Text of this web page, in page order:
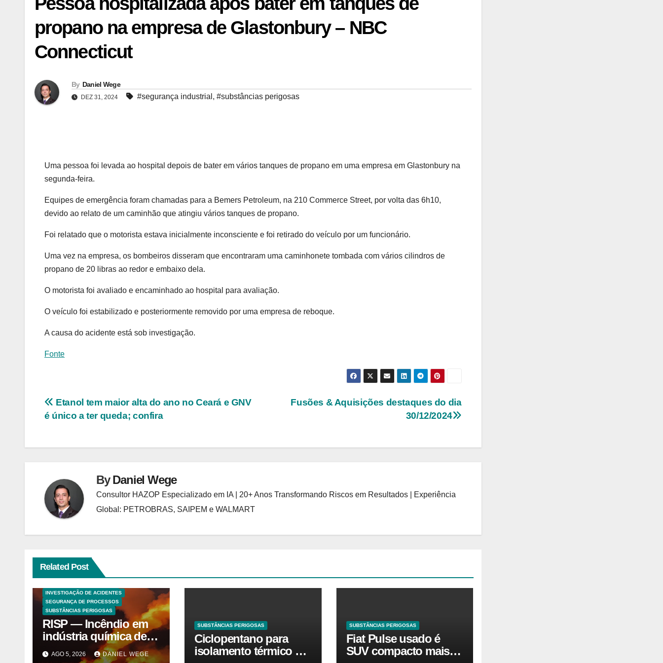
propano na empresa de Glastonbury – NBC
Connecticut
By Daniel Wege
DEZ 31, 2024 #segurança industrial , #substâncias perigosas
Uma pessoa foi levada ao hospital depois de bater em vários tanques de propano em uma empresa em Glastonbury na
segunda-feira.
Equipes de emergência foram chamadas para a Bemers Petroleum, na 210 Commerce Street, por volta das 6h10,
devido ao relato de um caminhão que atingiu vários tanques de propano.
Foi relatado que o motorista estava inicialmente inconsciente e foi retirado do veículo por um funcionário.
Uma vez na empresa, os bombeiros disseram que encontraram uma caminhonete tombada com vários cilindros de
propano de 20 libras ao redor e embaixo dela.
O motorista foi avaliado e encaminhado ao hospital para avaliação.
O veículo foi estabilizado e posteriormente removido por uma empresa de reboque.
A causa do acidente está sob investigação.
Fonte
Navegação
Post
Fusões & Aquisições destaques do dia
30/12/2024
Etanol tem maior alta do ano no Ceará e GNV
é único a ter queda; confira
ByDaniel Wege
Consultor HAZOP Especializado em IA | 20+ Anos Transformando Riscos em Resultados | Experiência
Global: PETROBRAS, SAIPEM e WALMART
Related Post
EXPLOSÕES
INVESTIGAÇÃO DE ACIDENTES
SEGURANÇA DE PROCESSOS
SUBSTÂNCIAS PERIGOSAS
RISP — Incêndio em
indústria química de
solventes em
AGO 5, 2026 DANIEL WEGE
SUBSTÂNCIAS PERIGOSAS
Ciclopentano para
isolamento térmico O
SUBSTÂNCIAS PERIGOSAS
Fiat Pulse usado é
SUV compacto mais